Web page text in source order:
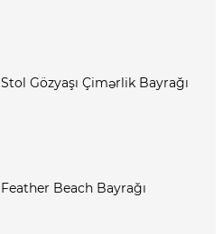
Stol Gözyaşı Çimərlik Bayrağı
Feather Beach Bayrağı